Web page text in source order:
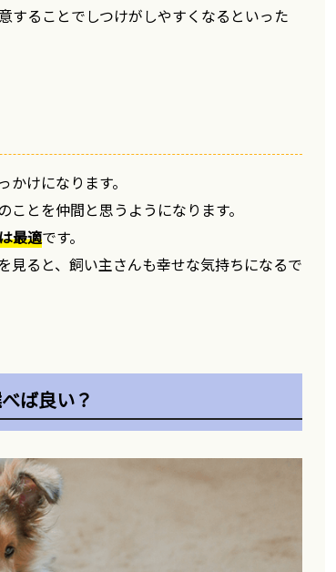
することでしつけがしやすくなるといった
けになります。
とを仲間と思うようになります。
最適です。
見ると、飼い主さんも幸せな気持ちになるで
ば良い？